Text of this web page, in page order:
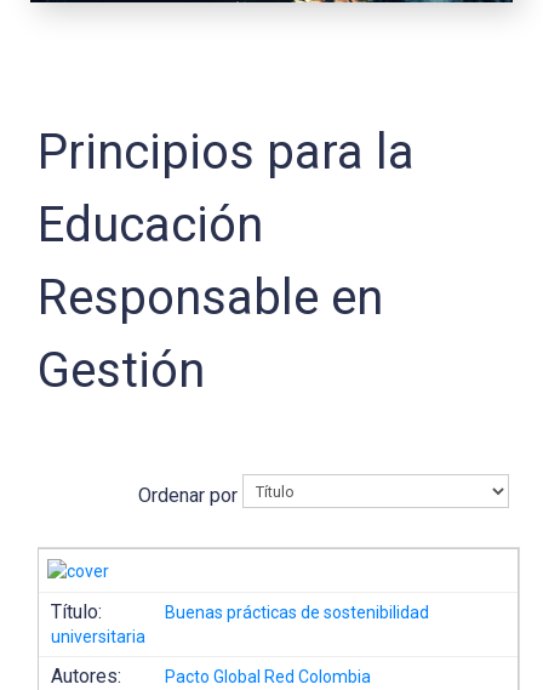
Principios para la
Educación
Responsable en
Gestión
Ordenar por
Título:
Buenas prácticas de sostenibilidad
universitaria
Autores: Pacto Global Red Colombia